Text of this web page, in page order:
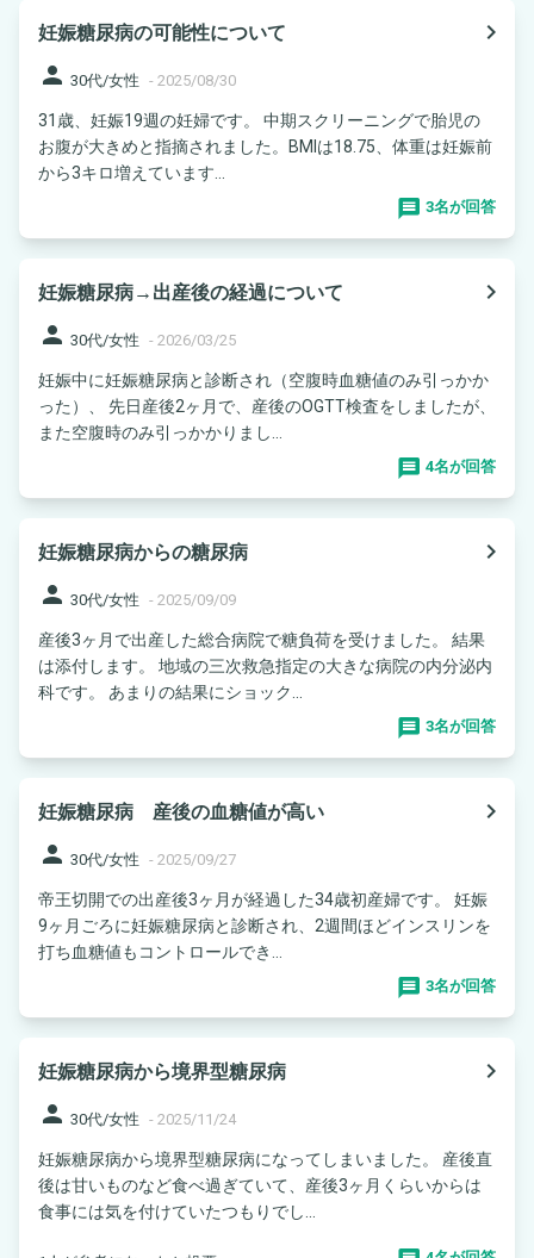
妊娠糖尿病の可能性について
navigate_next
person 30代/女性 - 2025/08/30
31歳、妊娠19週の妊婦です。 中期スクリーニングで胎児の
お腹が大きめと指摘されました。BMIは18.75、体重は妊娠前
から3キロ増えています...
3名が回答
妊娠糖尿病→出産後の経過について
navigate_next
person 30代/女性 - 2026/03/25
妊娠中に妊娠糖尿病と診断され（空腹時血糖値のみ引っかか
った）、 先日産後2ヶ月で、産後のOGTT検査をしましたが、
また空腹時のみ引っかかりまし...
4名が回答
妊娠糖尿病からの糖尿病
navigate_next
person 30代/女性 - 2025/09/09
産後3ヶ月で出産した総合病院で糖負荷を受けました。 結果
は添付します。 地域の三次救急指定の大きな病院の内分泌内
科です。 あまりの結果にショック...
3名が回答
妊娠糖尿病 産後の血糖値が高い
navigate_next
person 30代/女性 - 2025/09/27
帝王切開での出産後3ヶ月が経過した34歳初産婦です。 妊娠
9ヶ月ごろに妊娠糖尿病と診断され、2週間ほどインスリンを
打ち血糖値もコントロールでき...
3名が回答
妊娠糖尿病から境界型糖尿病
navigate_next
person 30代/女性 - 2025/11/24
妊娠糖尿病から境界型糖尿病になってしまいました。 産後直
後は甘いものなど食べ過ぎていて、産後3ヶ月くらいからは
食事には気を付けていたつもりでし...